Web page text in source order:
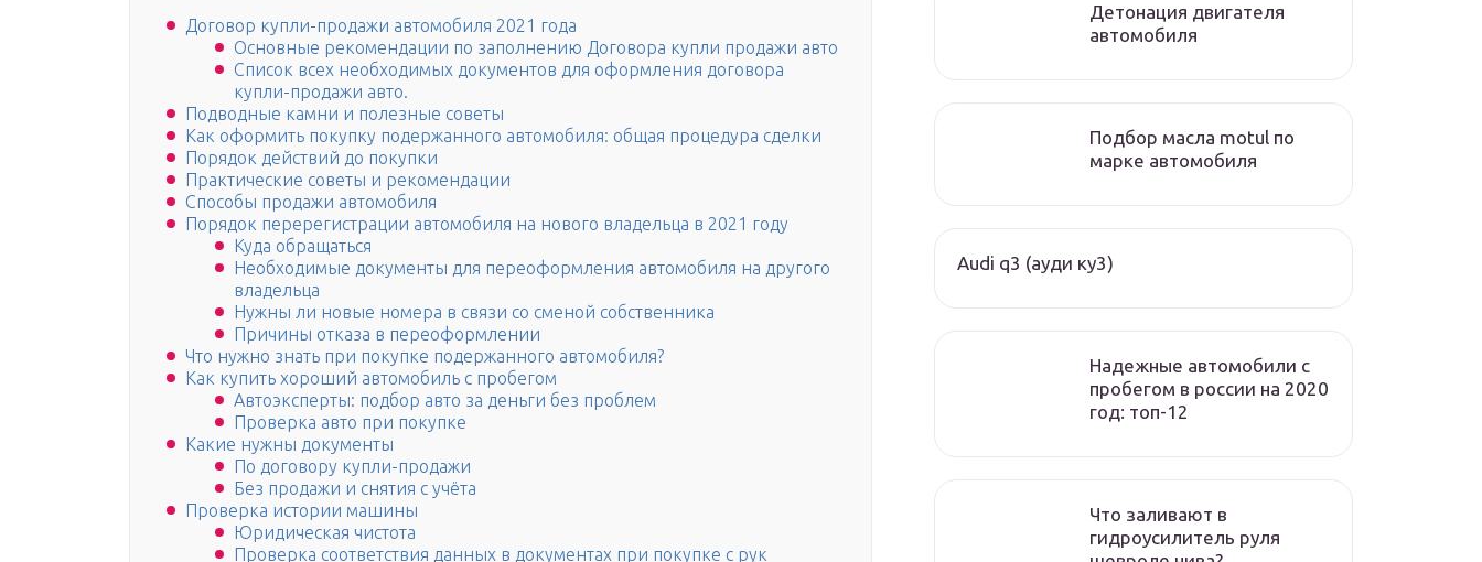
Договор купли-продажи автомобиля 2021 года
Основные рекомендации по заполнению Договора купли продажи авто
Список всех необходимых документов для оформления договора
купли-продажи авто.
Подводные камни и полезные советы
Как оформить покупку подержанного автомобиля: общая процедура сделки
Порядок действий до покупки
Практические советы и рекомендации
Способы продажи автомобиля
Порядок перерегистрации автомобиля на нового владельца в 2021 году
Куда обращаться
Необходимые документы для переоформления автомобиля на другого
владельца
Нужны ли новые номера в связи со сменой собственника
Причины отказа в переоформлении
Что нужно знать при покупке подержанного автомобиля?
Как купить хороший автомобиль с пробегом
Автоэксперты: подбор авто за деньги без проблем
Проверка авто при покупке
Какие нужны документы
По договору купли-продажи
Без продажи и снятия с учёта
Проверка истории машины
Юридическая чистота
Проверка соответствия данных в документах при покупке с рук
Детонация двигателя
автомобиля
Подбор масла motul по
марке автомобиля
Audi q3 (ауди ку3)
Надежные автомобили с
пробегом в россии на 2020
год: топ-12
Что заливают в
гидроусилитель руля